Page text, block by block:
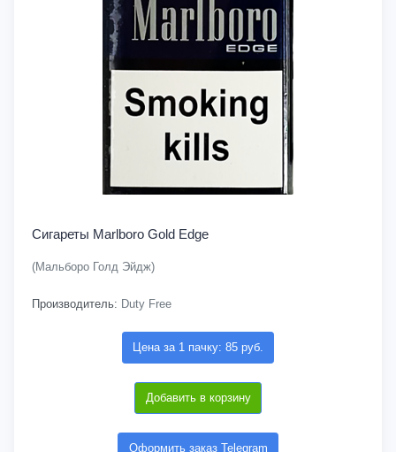
Сигареты Marlboro Gold Edge
(Мальборо Голд Эйдж)
Производитель: Duty Free
Цена за 1 пачку: 85 руб.
Добавить в корзину
Оформить заказ Telegram